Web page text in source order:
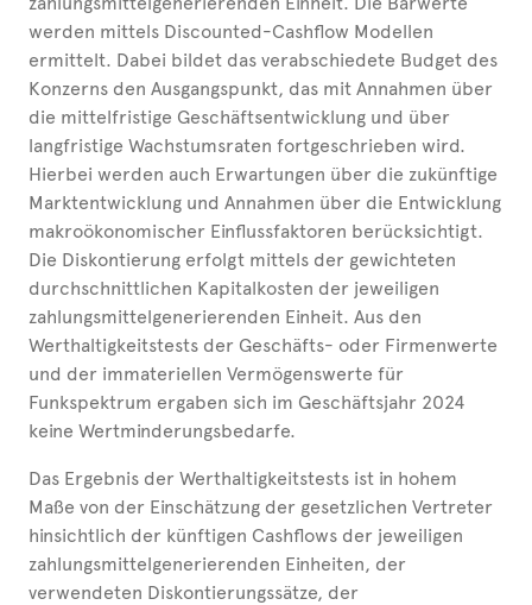
werden mittels Discounted-Cashflow Modellen
ermittelt. Dabei bildet das verabschiedete Budget des
Konzerns den Ausgangspunkt, das mit Annahmen über
die mittelfristige Geschäftsentwicklung und über
langfristige Wachstumsraten fortgeschrieben wird.
Hierbei werden auch Erwartungen über die zukünftige
Marktentwicklung und Annahmen über die Entwicklung
makroökonomischer Einflussfaktoren berücksichtigt.
Die Diskontierung erfolgt mittels der gewichteten
durchschnittlichen Kapitalkosten der jeweiligen
zahlungsmittelgenerierenden Einheit. Aus den
Werthaltigkeitstests der Geschäfts- oder Firmenwerte
und der immateriellen Vermögenswerte für
Funkspektrum ergaben sich im Geschäftsjahr 2024
keine Wertminderungsbedarfe.
Das Ergebnis der Werthaltigkeitstests ist in hohem
Maße von der Einschätzung der gesetzlichen Vertreter
hinsichtlich der künftigen Cashflows der jeweiligen
zahlungsmittelgenerierenden Einheiten, der
verwendeten Diskontierungssätze, der